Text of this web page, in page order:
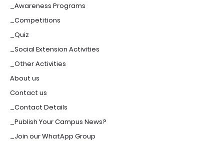
_Awareness Programs
_Competitions
_Quiz
_Social Extension Activities
_Other Activities
About us
Contact us
_Contact Details
_Publish Your Campus News?
_Join our WhatApp Group